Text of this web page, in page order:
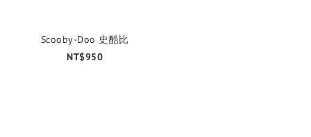
Scooby-Doo 史酷比
NT$950